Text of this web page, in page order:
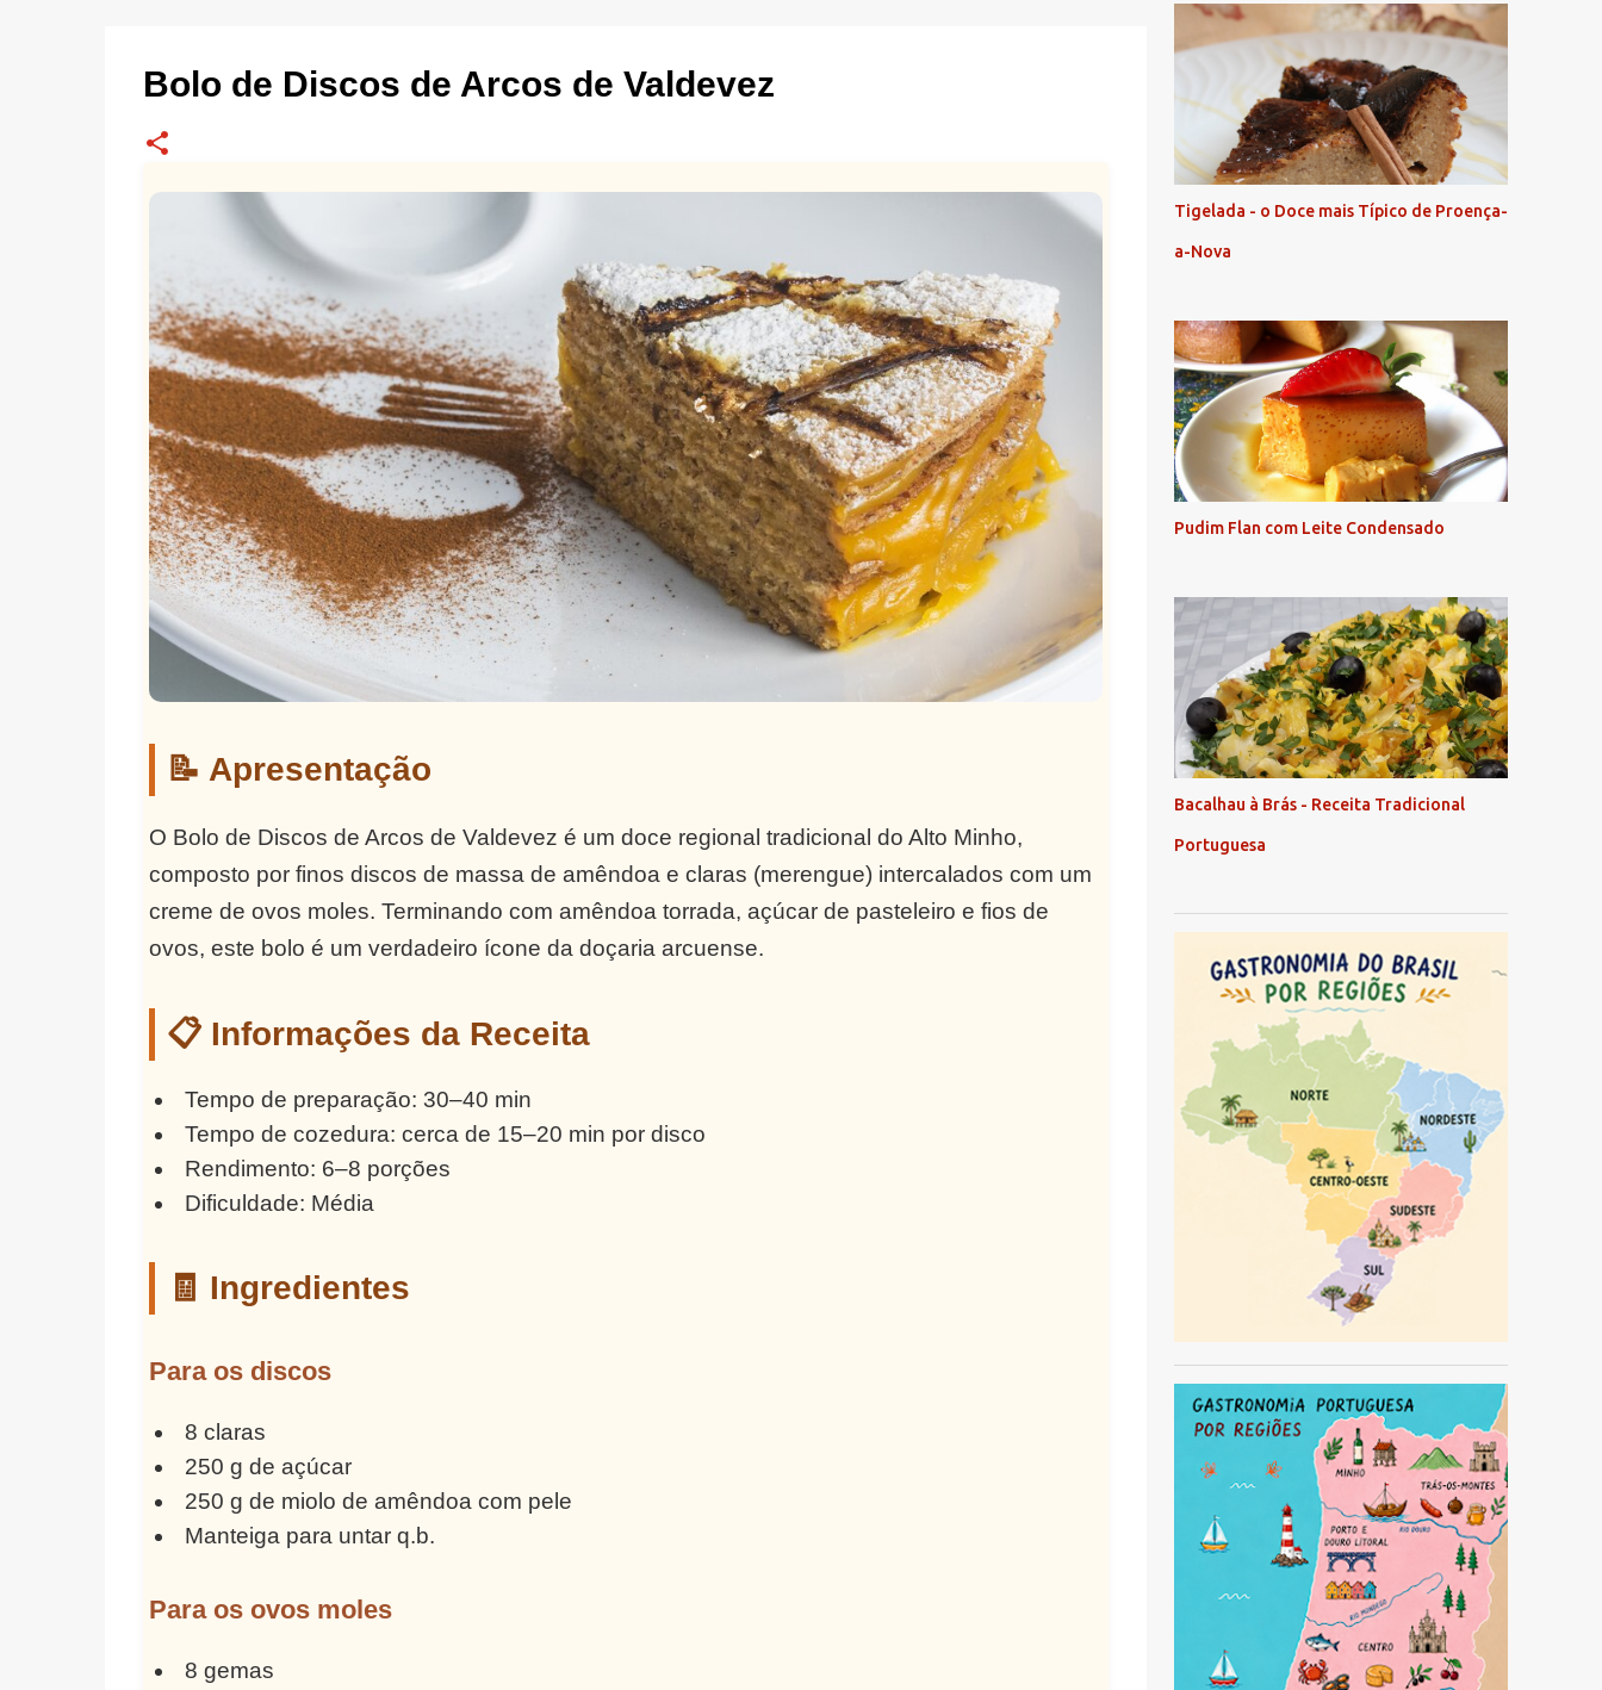
Bolo de Discos de Arcos de Valdevez
📝 Apresentação
O Bolo de Discos de Arcos de Valdevez é um doce regional tradicional do Alto Minho,
composto por finos discos de massa de amêndoa e claras (merengue) intercalados com um
creme de ovos moles. Terminando com amêndoa torrada, açúcar de pasteleiro e fios de
ovos, este bolo é um verdadeiro ícone da doçaria arcuense.
📋 Informações da Receita
Tempo de preparação: 30–40 min
Tempo de cozedura: cerca de 15–20 min por disco
Rendimento: 6–8 porções
Dificuldade: Média
🧾 Ingredientes
Para os discos
8 claras
250 g de açúcar
250 g de miolo de amêndoa com pele
Manteiga para untar q.b.
Para os ovos moles
8 gemas
Tigelada - o Doce mais Típico de Proença-
a-Nova
Pudim Flan com Leite Condensado
Bacalhau à Brás - Receita Tradicional
Portuguesa